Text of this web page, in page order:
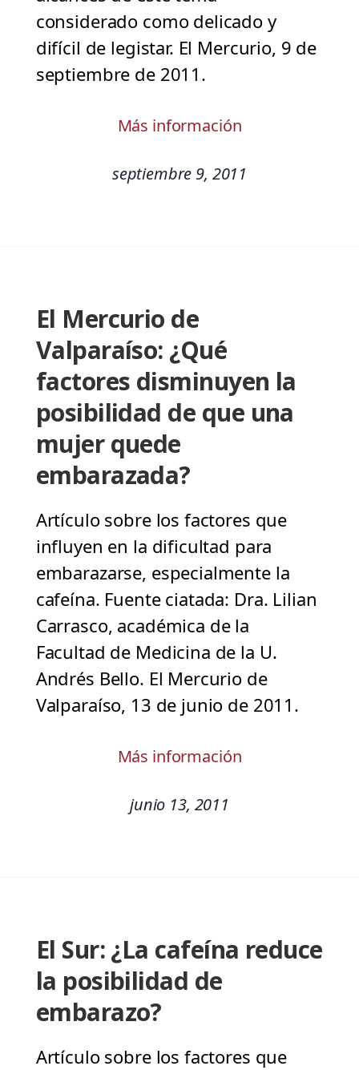
considerado como delicado y
difícil de legistar. El Mercurio, 9 de
septiembre de 2011.
Más información
septiembre 9, 2011
El Mercurio de
Valparaíso: ¿Qué
factores disminuyen la
posibilidad de que una
mujer quede
embarazada?
Artículo sobre los factores que
influyen en la dificultad para
embarazarse, especialmente la
cafeína. Fuente ciatada: Dra. Lilian
Carrasco, académica de la
Facultad de Medicina de la U.
Andrés Bello. El Mercurio de
Valparaíso, 13 de junio de 2011.
Más información
junio 13, 2011
El Sur: ¿La cafeína reduce
la posibilidad de
embarazo?
Artículo sobre los factores que